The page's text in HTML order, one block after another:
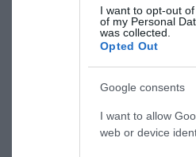
I want to opt-out
of my Personal
was collected.
Opted Out
Google consents
I want to allow
web or device